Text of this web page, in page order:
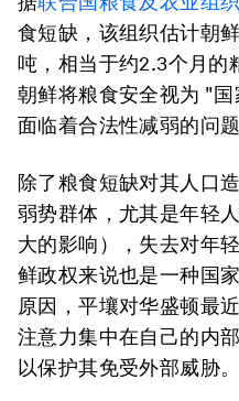
食短缺，该组织估计朝
吨，相当于约2.3个月的
朝鲜将粮食安全视为 "
面临着合法性减弱的问
除了粮食短缺对其人口
弱势群体，尤其是年轻
大的影响），失去对年
鲜政权来说也是一种国
原因，平壤对华盛顿最
注意力集中在自己的内
以保护其免受外部威胁。